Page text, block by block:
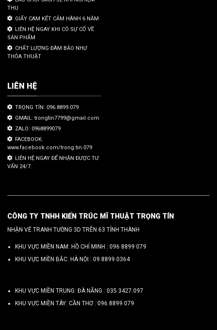
THU
GIẤY CAM KẾT CẢM HÀNH 6 NĂM
LIÊN HỆ NGAY KHI CÓ SỰ CỐ VỀ
SẢN PHẨM
CHẤT LƯỢNG ĐÀM BẢO NHƯ
THỎA THUẬT
LIÊN HỆ
TRỌNG TÍN: 096.8899.079
GMAIL: trongtin7799@gmail.com
ZALO: 0968899079
FACEBOOK:
www.facebook.com/trong.tin.079
LIÊN HỆ NGAY ĐỂ NHẬN ĐƯỢC TƯ
VẤN 24/7.
CÔNG TY TNHH KIẾN TRÚC MĨ THUẬT TRỌNG TÍN
NHẬN VẼ TRANH TƯỜNG 3D TRÊN 63 TỈNH THÀNH
KHU VỰC MIỀN NAM: HỒ CHÍ MINH : 096 8899 079
KHU VỰC MIỀN BẮC: HÀ NỘI : 09.8899.0364
KHU VỰC MIỀN TRUNG: ĐÀ NẴNG : 035.3427.097
KHU VỰC MIỀN TÂY: CẦN THƠ : 096.8899.079